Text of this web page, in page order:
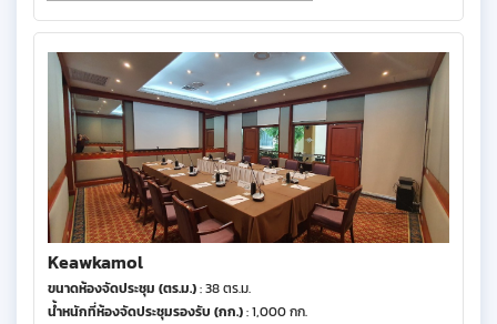
Keawkamol
ขนาดห้องจัดประชุม (ตร.ม.): 38 ตร.ม.
น้ำหนักที่ห้องจัดประชุมรองรับ (กก.): 1,000 กก.